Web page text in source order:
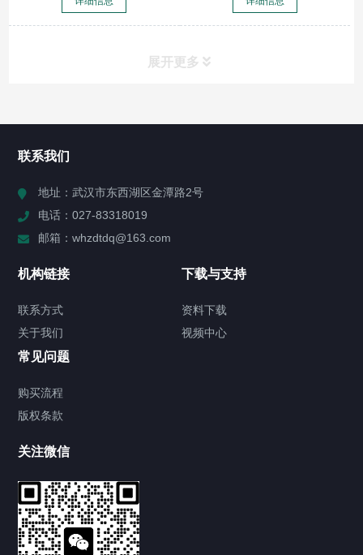
展开更多
公司新闻
优质现货｜武汉中电通电力高压试验设备，助力电力运
维试验标准化
联系我们
地址：武汉市东西湖区金潭路2号
电话：027-83318019
邮箱：whzdtdq@163.com
机构链接
联系方式
关于我们
下载与支持
资料下载
视频中心
常见问题
购买流程
版权条款
关注微信